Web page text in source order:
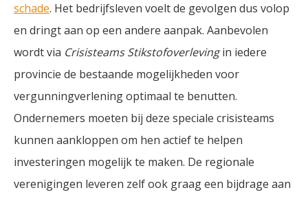
schade. Het bedrijfsleven voelt de gevolgen dus volop
en dringt aan op een andere aanpak. Aanbevolen
wordt via Crisisteams Stikstofoverlevingin iedere
provincie de bestaande mogelijkheden voor
vergunningverlening optimaal te benutten.
Ondernemers moeten bij deze speciale crisisteams
kunnen aankloppen om hen actief te helpen
investeringen mogelijk te maken. De regionale
verenigingen leveren zelf ook graag een bijdrage aan